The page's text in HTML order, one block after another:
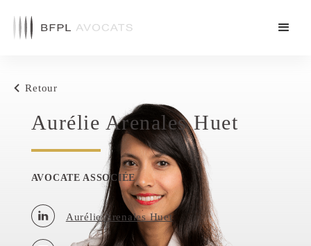
Retour
Aurélie Arenales Huet
AVOCATE ASSOCIÉE
Aurélie Arenales Huet